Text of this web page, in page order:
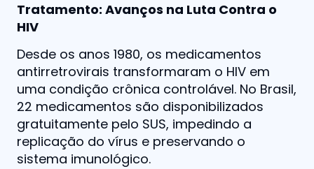
Tratamento: Avanços na Luta Contra o
HIV
Desde os anos 1980, os medicamentos
antirretrovirais transformaram o HIV em
uma condição crônica controlável. No Brasil,
22 medicamentos são disponibilizados
gratuitamente pelo SUS, impedindo a
replicação do vírus e preservando o
sistema imunológico.